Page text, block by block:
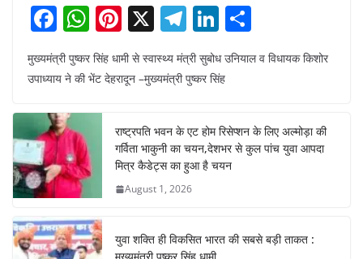
F
a
c
b
o
o
k
W
h
at
A
p
p
Pi
nt
er
e
st
X T
el
e
gr
a
m
Li
n
k
dI
n
ar
मुख्यमंत्री पुष्कर सिंह धामी से स्वास्थ्य मंत्री सुबोध उनियाल व विधायक किशोर
उपाध्याय ने की भेंट देहरादून –मुख्यमंत्री पुष्कर सिंह
राष्ट्रपति भवन के एट होम रिसेप्शन के लिए अल्मोड़ा की
गर्विता भाकुनी का चयन,देशभर से कुल पांच युवा आपदा
मित्र कैडेट्स का हुआ है चयन
August 1, 2026
युवा शक्ति ही विकसित भारत की सबसे बड़ी ताकत :